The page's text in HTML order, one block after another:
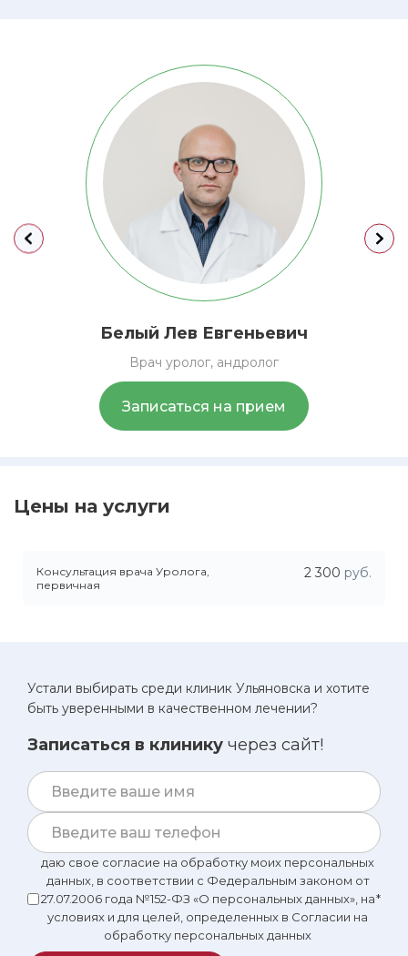
Белый Лев Евгеньевич
Врач уролог, андролог
Записаться на прием
Цены на услуги
Консультация врача Уролога,
первичная
2 300 руб.
Устали выбирать среди клиник Ульяновска и хотите
быть уверенными в качественном лечении?
Записаться в клинику через сайт!
даю свое согласие на обработку моих персональных
данных, в соответствии с Федеральным законом от
27.07.2006 года №152-ФЗ «О персональных данных», на
условиях и для целей, определенных в Согласии на
обработку персональных данных
*